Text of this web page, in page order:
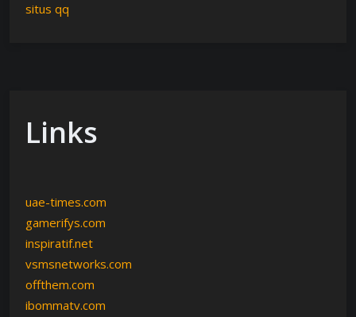
situs qq
Links
uae-times.com
gamerifys.com
inspiratif.net
vsmsnetworks.com
offthem.com
ibommatv.com